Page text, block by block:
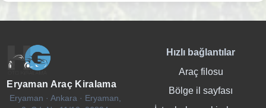
Eryaman Araç Kiralama
Eryaman · Ankara · Eryaman,
Hızlı bağlantılar
Araç filosu
Bölge il sayfası